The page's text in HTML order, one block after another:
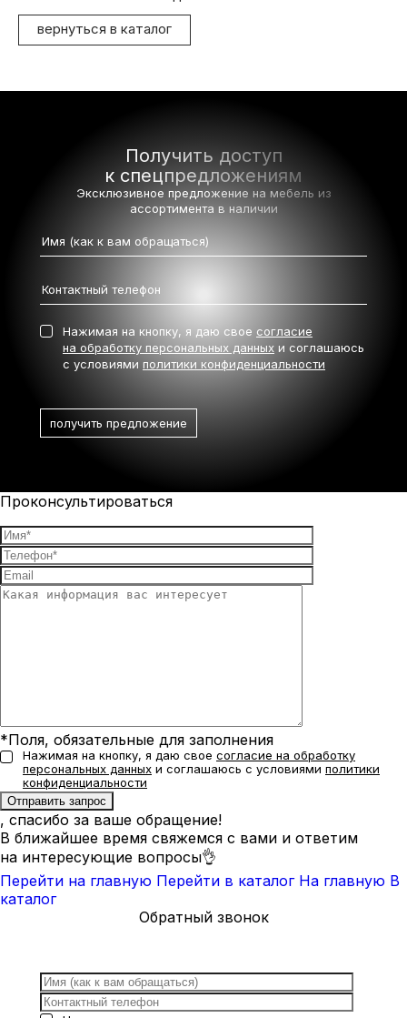
вернуться в каталог
Получить доступ
к спецпредложениям
Эксклюзивное предложение на мебель из
ассортимента в наличии
Нажимая на кнопку, я даю свое согласие
на обработку персональных данных и соглашаюсь
с условиями политики конфиденциальности
Проконсультироваться
*Поля, обязательные для заполнения
Нажимая на кнопку, я даю свое согласие на обработку
персональных данных и соглашаюсь с условиями политики
конфиденциальности
, спасибо за ваше обращение!
В ближайшее время свяжемся с вами и ответим
на интересующие вопросы👌
Перейти на главную Перейти в каталог На главную В
каталог
Обратный звонок